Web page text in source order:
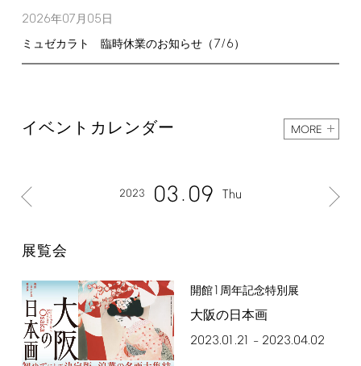
2026年07月 05日
ミュゼカラト 臨時休業のお知らせ（7/6）
イベントカレンダー MORE
2023 03 09 Thu
展覧会
開館1 周年記念特別展
大阪の日本画
2023.01.21 – 2023.04.02